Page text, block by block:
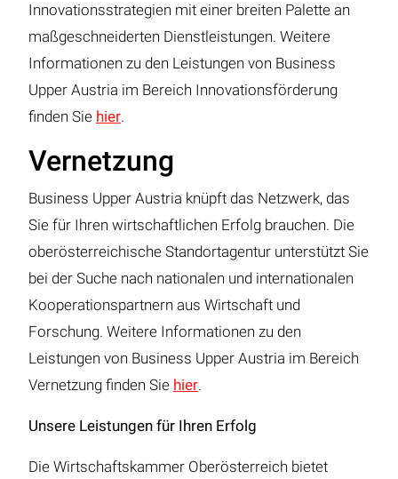
Innovationsstrategien mit einer breiten Palette an
maßgeschneiderten Dienstleistungen. Weitere
Informationen zu den Leistungen von Business
Upper Austria im Bereich Innovationsförderung
finden Sie hier.
Vernetzung
Business Upper Austria knüpft das Netzwerk, das
Sie für Ihren wirtschaftlichen Erfolg brauchen. Die
oberösterreichische Standortagentur unterstützt Sie
bei der Suche nach nationalen und internationalen
Kooperationspartnern aus Wirtschaft und
Forschung. Weitere Informationen zu den
Leistungen von Business Upper Austria im Bereich
Vernetzung finden Sie hier.
Unsere Leistungen für Ihren Erfolg
Die Wirtschaftskammer Oberösterreich bietet